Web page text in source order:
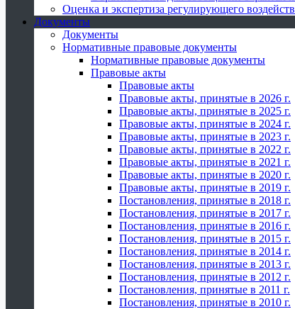
Оценка и экспертиза регулирующего
Документы
Документы
Нормативные правовые документы
Нормативные правовые документы
Правовые акты
Правовые акты
Правовые акты, принятые в 2026 г.
Правовые акты, принятые в 2025 г.
Правовые акты, принятые в 2024 г.
Правовые акты, принятые в 2023 г.
Правовые акты, принятые в 2022 г.
Правовые акты, принятые в 2021 г.
Правовые акты, принятые в 2020 г.
Правовые акты, принятые в 2019 г.
Постановления, принятые в 2018 г.
Постановления, принятые в 2017 г.
Постановления, принятые в 2016 г.
Постановления, принятые в 2015 г.
Постановления, принятые в 2014 г.
Постановления, принятые в 2013 г.
Постановления, принятые в 2012 г.
Постановления, принятые в 2011 г.
Постановления, принятые в 2010 г.